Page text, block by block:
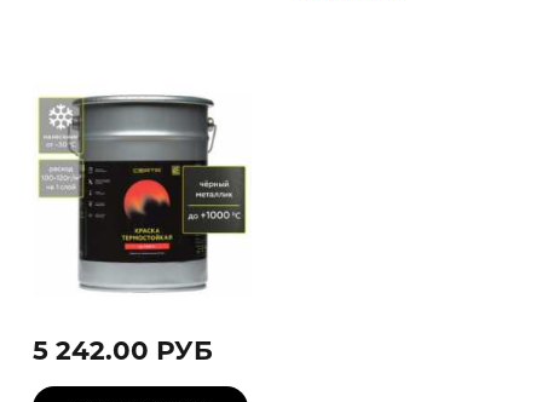
5 242.00 РУБ